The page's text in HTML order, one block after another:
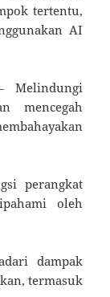
tertentu,
AI
Melindungi
mencegah
perangkat
oleh
dampak
termasuk